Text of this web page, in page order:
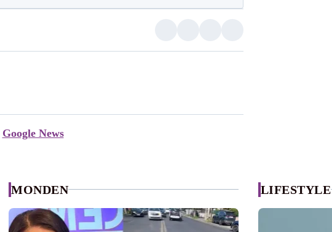
Google News
MONDEN LIFESTYLE